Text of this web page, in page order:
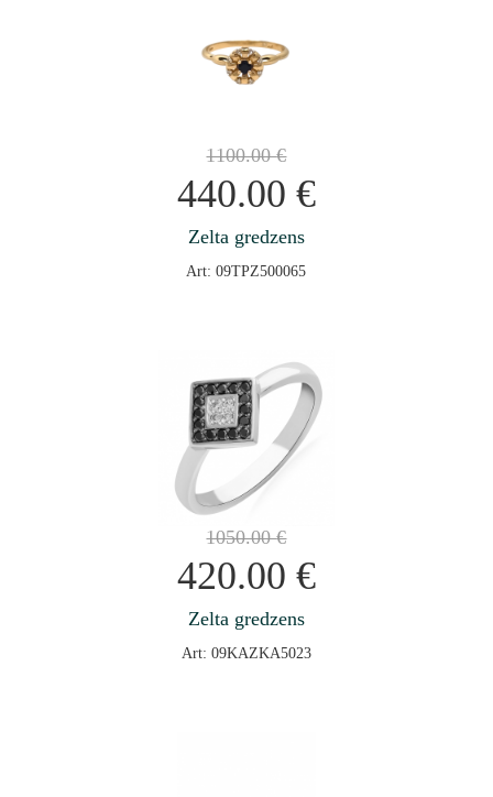
1100.00€
440.00 €
Zelta gredzens
Art: 09TPZ500065
1050.00€
420.00 €
Zelta gredzens
Art: 09KAZKA5023